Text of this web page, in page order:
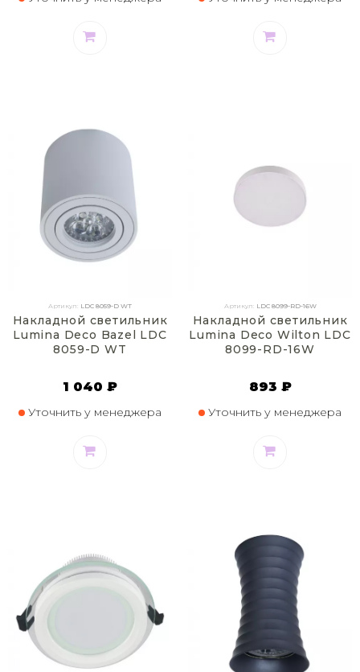
Артикул: LDC 8059-D WT
Накладной светильник
Lumina Deco Bazel LDC
8059-D WT
1 040 ₽
Уточнить у менеджера
Артикул: LDC 8099-RD-16W
Накладной светильник
Lumina Deco Wilton LDC
8099-RD-16W
893 ₽
Уточнить у менеджера